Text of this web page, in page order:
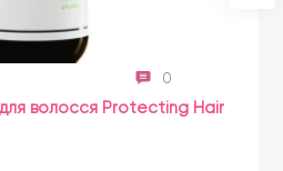
0
волосся Protecting Hair